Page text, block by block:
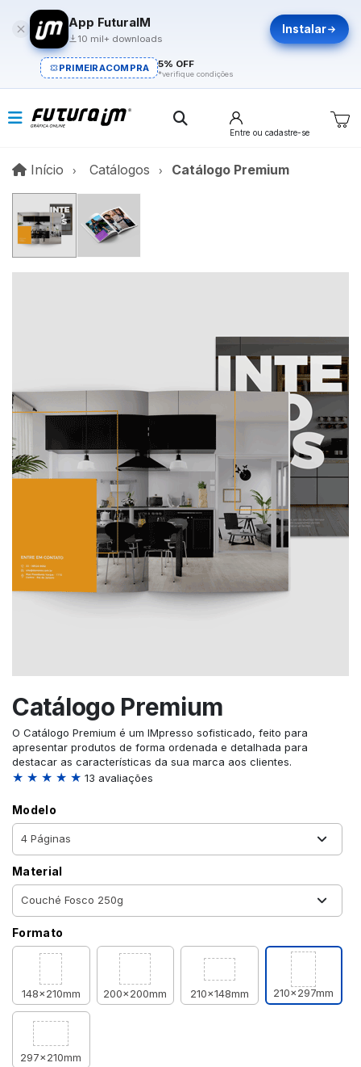
App FuturaIM
10 mil+ downloads
Instalar
PRIMEIRACOMPRA 5% OFF
*verifique condições
Entre ou cadastre-se
Início InícioCatálogos Catálogo Premium
Catálogo Premium
O Catálogo Premium é um IMpresso sofisticado, feito para
apresentar produtos de forma ordenada e detalhada para
destacar as características da sua marca aos clientes.
★ ★ ★ ★ ★ 13 avaliações
Modelo
Material
Formato
148x210mm 200x200mm 210x148mm 210x297mm
297x210mm